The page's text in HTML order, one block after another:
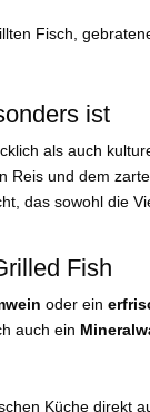
Fisch,
ist
als auch
und dem
das sowohl die
Fish
oder ein
auch ein
Küche direkt